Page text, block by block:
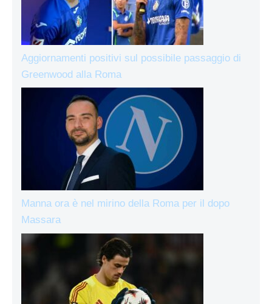
Aggiornamenti positivi sul possibile passaggio di
Greenwood alla Roma
Manna ora è nel mirino della Roma per il dopo
Massara